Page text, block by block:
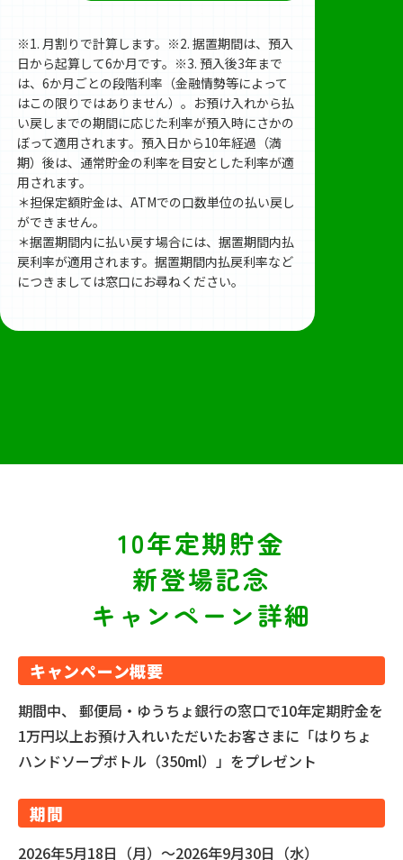
※1. 月割りで計算します。※2. 据置期間は、預入
日から起算して6か月です。※3. 預入後3年まで
は、6か月ごとの段階利率（金融情勢等によって
はこの限りではありません）。お預け入れから払
い戻しまでの期間に応じた利率が預入時にさかの
ぼって適用されます。預入日から10年経過（満
期）後は、通常貯金の利率を目安とした利率が適
用されます。
＊担保定額貯金は、ATMでの口数単位の払い戻し
ができません。
＊据置期間内に払い戻す場合には、据置期間内払
戻利率が適用されます。据置期間内払戻利率など
につきましては窓口にお尋ねください。
10年定期貯金
新登場記念
キャンペーン詳細
キャンペーン概要
期間中、 郵便局・ゆうちょ銀行の窓口で10年定期貯金を
1万円以上お預け入れいただいたお客さまに「はりちょ
ハンドソープボトル（350ml）」をプレゼント
期間
2026年5月18日（月）～2026年9月30日（水）